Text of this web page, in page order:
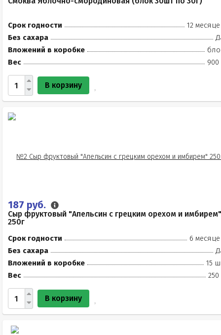
Срок годности
12
Без сахара
Вложений в коробке
Вес
900
В корзину
187 руб.
Сыр фруктовый "Апельсин с грецким орехом и имбирем"
250г
Срок годности
6
Без сахара
Вложений в коробке
15
Вес
250
В корзину